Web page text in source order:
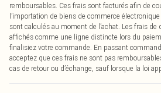
remboursables. Ces frais sont facturés afin de
l’importation de biens de commerce
sont calculés au moment de l’achat. Les frais de
affichés comme une ligne distincte lors du
finalisiez votre commande. En passant
acceptez que ces frais ne sont pas
cas de retour ou d’échange, sauf lorsque la loi